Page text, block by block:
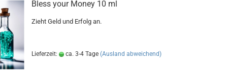
Bless your Money 10 ml
Zieht Geld und Erfolg an.
Lieferzeit: ca. 3-4 Tage (Ausland abweichend)